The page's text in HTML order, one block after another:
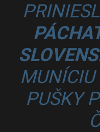
MUNÍCIU
PUŠKY